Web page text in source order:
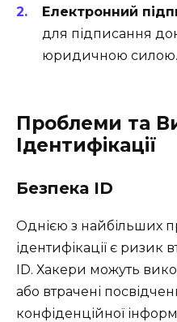
Електронний
для підписання
юридичною силою.
Проблеми та
Ідентифікації
Безпека ID
Однією з найбільших
ідентифікації є ризик
ID. Хакери можуть
або втрачені
конфіденційної